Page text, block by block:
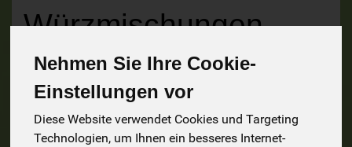
Nehmen Sie Ihre Cookie-
Einstellungen vor
Diese Website verwendet Cookies und Targeting
Technologien, um Ihnen ein besseres Internet-
Würzmischungen
56 von 1241